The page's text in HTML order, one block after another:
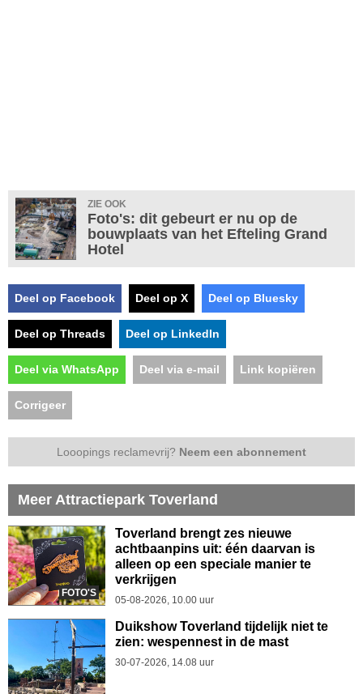
ZIE OOK
Foto's: dit gebeurt er nu op de
bouwplaats van het Efteling Grand
Hotel
Deel op Facebook Deel op X Deel op Bluesky
Deel op Threads Deel op LinkedIn
Deel via WhatsApp Deel via e-mail Link kopiëren
Corrigeer
Looopings reclamevrij? Neem een abonnement
Meer Attractiepark Toverland
FOTO'S
Toverland brengt zes nieuwe
achtbaanpins uit: één daarvan is
alleen op een speciale manier te
verkrijgen
05-08-2026, 10.00 uur
Duikshow Toverland tijdelijk niet te
zien: wespennest in de mast
30-07-2026, 14.08 uur